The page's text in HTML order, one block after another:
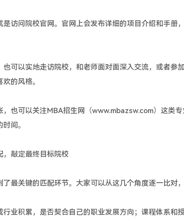
问院校官网。官网上会发布详细的项目介绍和手册
以实地走访院校，和老师面对面深入交流，或者参
的风格。
可以关注MBA招生网（www.mbazsw.com）这类专
间。
敲定最终目标院校
关键的匹配环节。大家可以从这几个角度逐一比对，
积累，是否契合自己的职业发展方向；课程体系和